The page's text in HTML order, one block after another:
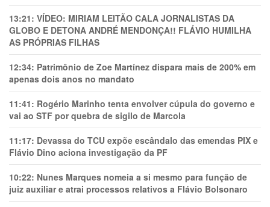
13:21: VÍDEO: MIRIAM LEITÃO CALA JORNALISTAS DA
GLOBO E DETONA ANDRÉ MENDONÇA!! FLÁVIO HUMILHA
AS PRÓPRIAS FILHAS
12:34: Patrimônio de Zoe Martínez dispara mais de 200% em
apenas dois anos no mandato
11:41: Rogério Marinho tenta envolver cúpula do governo e
vai ao STF por quebra de sigilo de Marcola
11:17: Devassa do TCU expõe escândalo das emendas PIX e
Flávio Dino aciona investigação da PF
10:22: Nunes Marques nomeia a si mesmo para função de
juiz auxiliar e atrai processos relativos a Flávio Bolsonaro